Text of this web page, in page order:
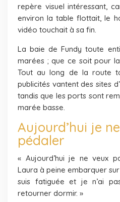
repère visuel intéressant,
environ la table flottait, le
vidéo touchait à sa fin.
La baie de Fundy toute
marées ; que ce soit pour
Tout au long de la route
publicités vantent des sites
tandis que les ports sont
marée basse.
Aujourd’hui je
pédaler
« Aujourd’hui je ne veux
Laura à peine embarquer
suis fatiguée et je n’ai
retourner dormir. »